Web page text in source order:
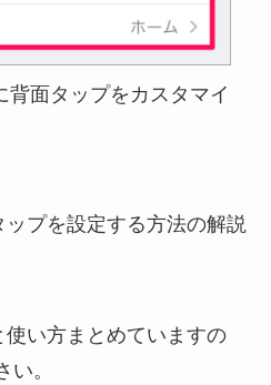
背面タップをカスタマイ
プを設定する方法の解説
い方まとめていますの
。